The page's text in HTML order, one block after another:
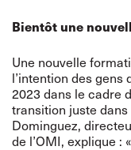
Bientôt une
Une nouvelle
l’intention des
2023 dans le cadre
transition juste
Dominguez,
de l’OMI, explique :